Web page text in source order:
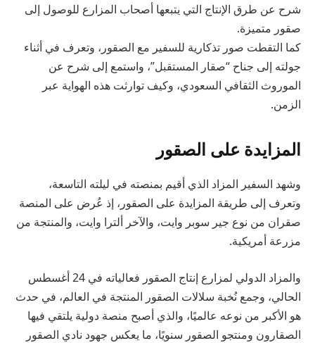
شرح عن طرق الإنتاج التي يتبعها أصحاب المزارع للوصول إلى
صقور متميزة.
كما التقطت صور تذكارية للسفير مع الصقور، وتعرف في أثناء
جولته إلى جناح “صقار المستقبل”، واستمع إلى شرح عن
الموروث الثقافي السعودي، وكيف توارثت هذه الهواية عبر
الزمن.
المزايدة على الصقور
وشهد السفير المزاد الذي أقيم بمنصته في ليلته التاسعة،
وتعرف إلى طريقة المزايدة على الصقور، إذ عُرض على المنصة
صقران من نوع جير سوبر وايت، والآخر ألترا وايت، والمنتجة من
مزرعة أمريكية.
والمزاد الدولي لمزارع إنتاج الصقور فعالياته في 24 أغسطس
الحالي، وجمع نُخبة سلالات الصقور المنتجة في العالم، في حدث
هو الأكبر من نوعه عالميًا، والذي أصبح منصة دولية يلتقي فيها
الصقارون ومنتجو الصقور سنويًا، ما يعكس جهود نادي الصقور